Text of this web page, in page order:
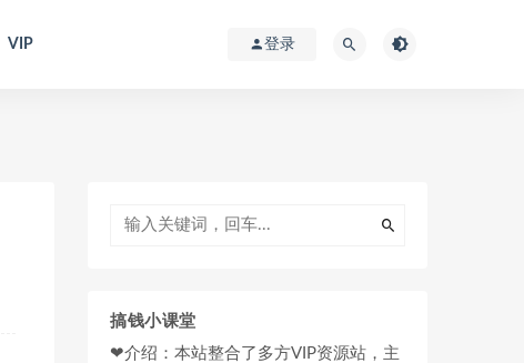
VIP 登录
搞钱小课堂
❤介绍：本站整合了多方VIP资源站，主